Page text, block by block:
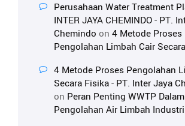
Perusahaan Water Treatment
INTER JAYA CHEMINDO - PT.
Chemindo on 4 Metode Proses
Pengolahan Limbah Cair
4 Metode Proses Pengolahan
Secara Fisika - PT. Inter Jaya
on Peran Penting WWTP Dalam
Pengolahan Air Limbah Industri